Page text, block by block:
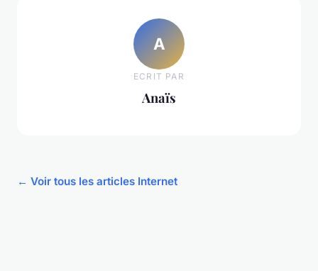
A
ECRIT PAR
Anaïs
← Voir tous les articles Internet